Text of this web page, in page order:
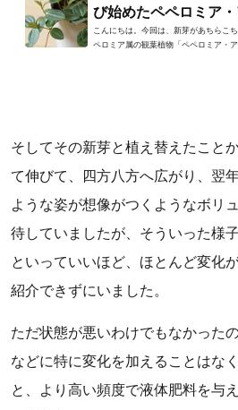
び始めたペペロミア
え替え
こんにちは。今回は、新芽があちらこ
ペロミア属の観葉植物「ペペロミア・
そしてその新芽と植え替えたこと
て伸びて、四方八方へ広がり、翌
ような姿が想像がつくようなボリ
待していましたが、そういった様
といっていいほど、ほとんど変化
紹介できずにいました。
ただ状態が悪いわけでもなかった
などに特に変化を加えることはな
と、より高い頻度で液体肥料を与